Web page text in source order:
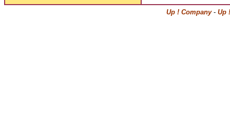
Up ! Company- Up